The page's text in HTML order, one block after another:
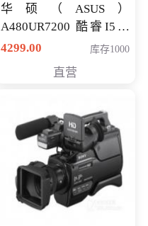
华硕（ASUS）
A480UR7200 酷睿I5超
薄学生办公游戏独显笔
NV930-2G独
4299.00 库存1000
直营